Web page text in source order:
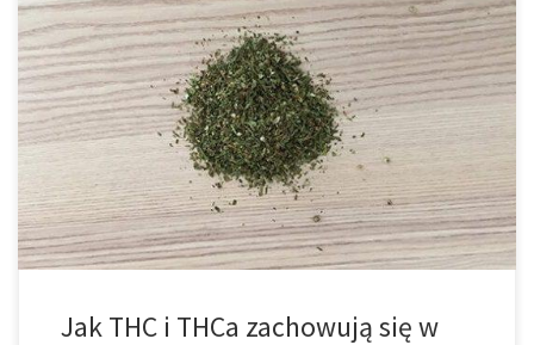
Herbata cannabisowa z pąków oraz liści marihuany w między
czasie uzyskała swoje miejsce na półkach z ziołami. Oczywiście
oficjalnie sprzedawana w sklepach i marketach herbata konopna
pochodzi z tak zwanej konopi spożywczej, czyli przemysłowej,
która jest dopuszczona do sprzedaży przez Unię Europejską i
posiada znikome odłamki procenta THC. Jednak tylko […]
Jak THC i THCa zachowują się w